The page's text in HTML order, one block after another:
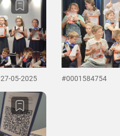
27-05-2025 #0001584754